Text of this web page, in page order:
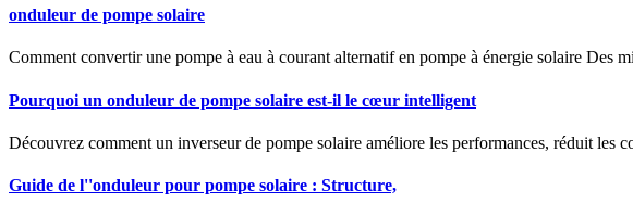
onduleur de pompe solaire
Comment convertir une pompe à eau à courant alternatif en pompe à énergie solaire Des
Pourquoi un onduleur de pompe solaire est-il le cœur intelligent
Découvrez comment un inverseur de pompe solaire améliore les performances, réduit les
Guide de l''onduleur pour pompe solaire : Structure,